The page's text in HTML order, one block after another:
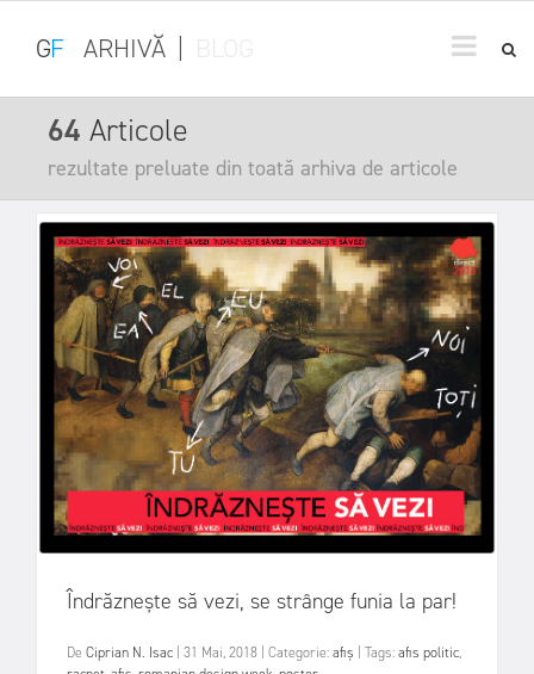
GF ARHIVĂ
64 Articole
rezultate preluate din toată arhiva de articole
Îndrăznește să vezi, se strânge funia la par!
De Ciprian N. Isac 31 Mai, 2018 Categorie:afiș Tags:afis politic,